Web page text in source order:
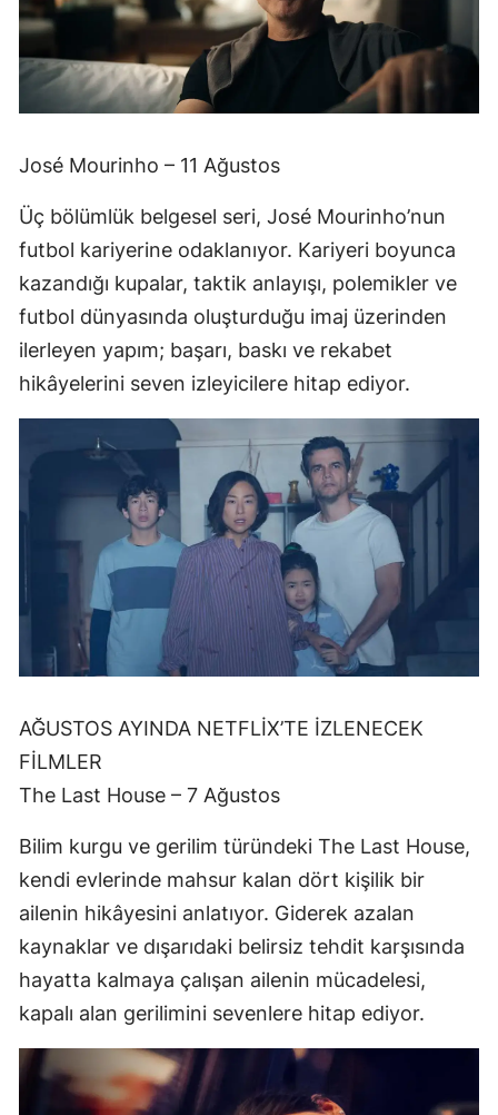
José Mourinho – 11 Ağustos
Üç bölümlük belgesel seri, José Mourinho’nun
futbol kariyerine odaklanıyor. Kariyeri boyunca
kazandığı kupalar, taktik anlayışı, polemikler ve
futbol dünyasında oluşturduğu imaj üzerinden
ilerleyen yapım; başarı, baskı ve rekabet
hikâyelerini seven izleyicilere hitap ediyor.
AĞUSTOS AYINDA NETFLİX’TE İZLENECEK
FİLMLER
The Last House – 7 Ağustos
Bilim kurgu ve gerilim türündeki The Last House,
kendi evlerinde mahsur kalan dört kişilik bir
ailenin hikâyesini anlatıyor. Giderek azalan
kaynaklar ve dışarıdaki belirsiz tehdit karşısında
hayatta kalmaya çalışan ailenin mücadelesi,
kapalı alan gerilimini sevenlere hitap ediyor.